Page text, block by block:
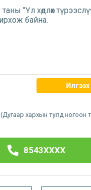
Илгээх
(Дугаар хархын тулд ногоон
8543XXXX